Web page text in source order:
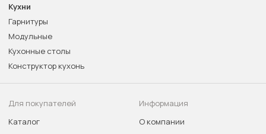
Кухни
Гарнитуры
Модульные
Кухонные столы
Конструктор кухонь
Для покупателей
Каталог
Информация
О компании